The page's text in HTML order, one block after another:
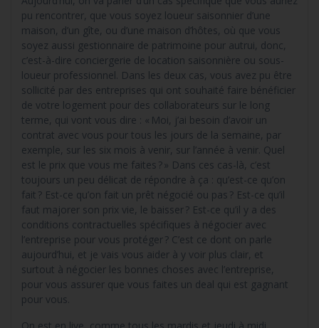
pu rencontrer, que vous soyez loueur saisonnier d’une
maison, d’un gîte, ou d’une maison d’hôtes, où que vous
soyez aussi gestionnaire de patrimoine pour autrui, donc,
c’est-à-dire conciergerie de location saisonnière ou sous-
loueur professionnel. Dans les deux cas, vous avez pu être
sollicité par des entreprises qui ont souhaité faire bénéficier
de votre logement pour des collaborateurs sur le long
terme, qui vont vous dire : « Moi, j’ai besoin d’avoir un
contrat avec vous pour tous les jours de la semaine, par
exemple, sur les six mois à venir, sur l’année à venir. Quel
est le prix que vous me faites ? » Dans ces cas-là, c’est
toujours un peu délicat de répondre à ça : qu’est-ce qu’on
fait ? Est-ce qu’on fait un prêt négocié ou pas ? Est-ce qu’il
faut majorer son prix vie, le baisser ? Est-ce qu’il y a des
conditions contractuelles spécifiques à négocier avec
l’entreprise pour vous protéger ? C’est ce dont on parle
aujourd’hui, et je vais vous aider à y voir plus clair, et
surtout à négocier les bonnes choses avec l’entreprise,
pour vous assurer que vous faites un deal qui est gagnant
pour vous.